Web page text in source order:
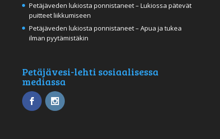
Petäjäveden lukiosta ponnistaneet – Lukiossa pätevät
puitteet liikkumiseen
Petäjäveden lukiosta ponnistaneet – Apua ja tukea
ilman pyytämistäkin
Petäjävesi-lehti sosiaalisessa
mediassa